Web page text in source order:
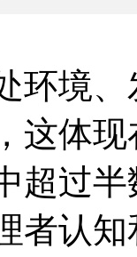
环境
这体
超过
者认